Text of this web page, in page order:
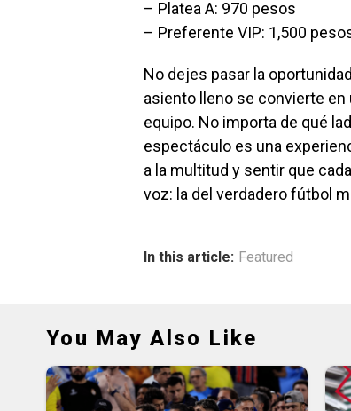
– Platea A: 970 pesos
– Preferente VIP: 1,500
No dejes pasar la
asiento lleno se convierte
equipo. No importa de qué
espectáculo es una
a la multitud y sentir que
voz: la del verdadero fútbol
In this article: Featured
You May Also Like